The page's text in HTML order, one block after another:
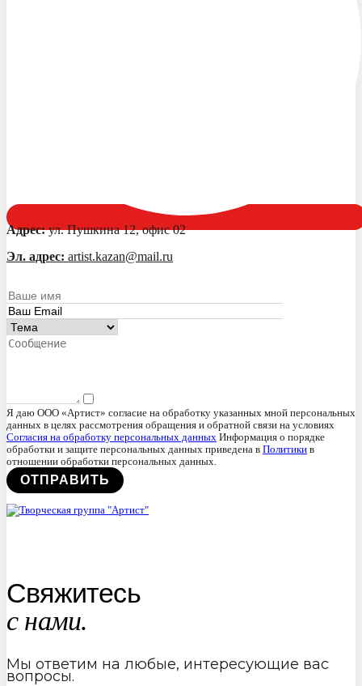
Адрес:ул. Пушкина 12, офис 02
Эл. адрес: artist.kazan@mail.ru
Я даю ООО «Артист» согласие на обработку указанных мной персональных
данных в целях рассмотрения обращения и обратной связи на условиях
Согласия на обработку персональных данных Информация о порядке
обработки и защите персональных данных приведена в Политики в
отношении обработки персональных данных.
Свяжитесь
с нами.
Мы ответим на любые, интересующие вас
вопросы.